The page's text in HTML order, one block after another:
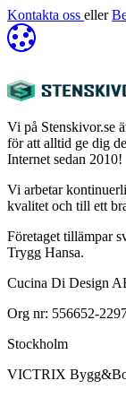
Kontakta oss eller
Vi på Stenskivor.se
för att alltid ge dig
Internet sedan 2010!
Vi arbetar
kvalitet och till ett
Företaget tillämpar
Trygg Hansa.
Cucina Di Design
Org nr: 556652-
Stockholm
VICTRIX